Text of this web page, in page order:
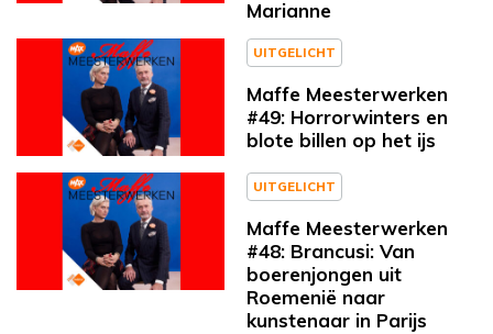
Marianne
UITGELICHT
Maffe Meesterwerken
#49: Horrorwinters en
blote billen op het ijs
UITGELICHT
Maffe Meesterwerken
#48: Brancusi: Van
boerenjongen uit
Roemenië naar
kunstenaar in Parijs